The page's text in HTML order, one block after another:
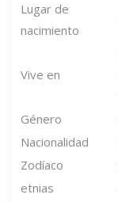
Lugar de
nacimiento
Vive en
Género
Nacionalidad
Zodíaco
etnias